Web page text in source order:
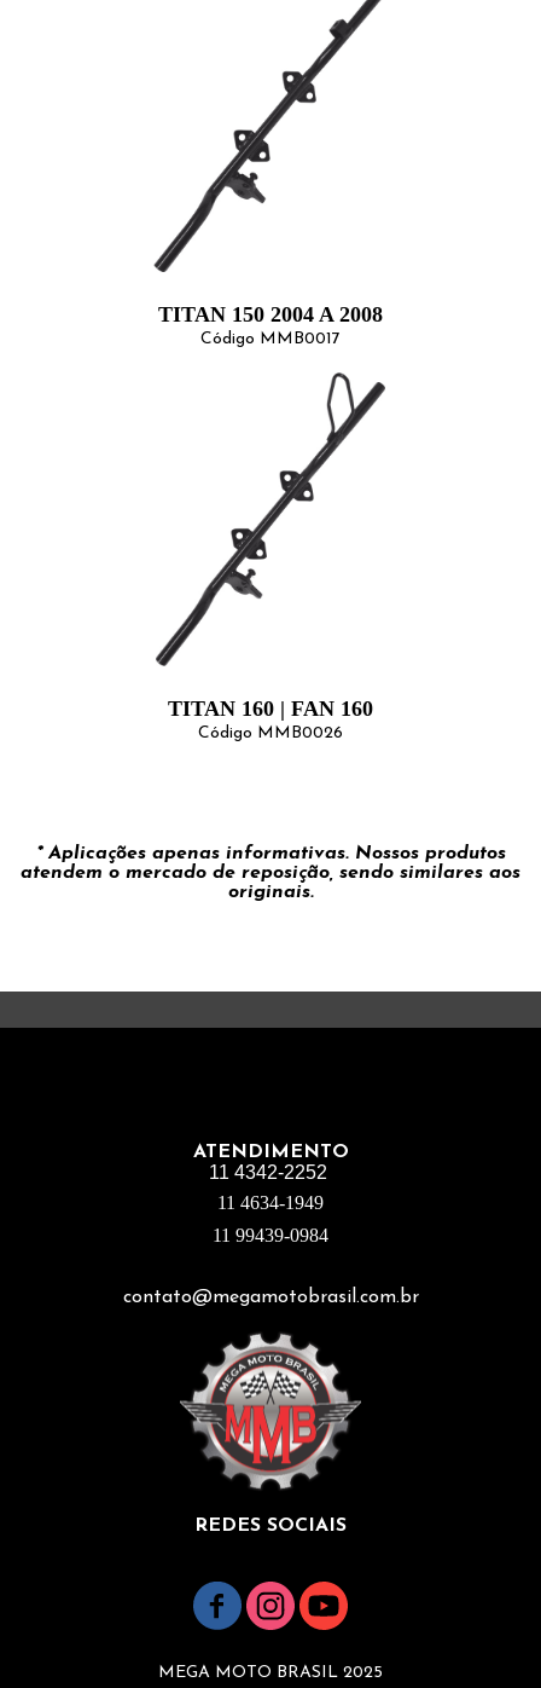
TITAN 150 2004 A 2008
Código MMB0017
TITAN 160 | FAN 160
Código MMB0026
* Aplicações apenas informativas. Nossos produtos
atendem o mercado de reposição, sendo similares aos
originais.
ATENDIMENTO
11 4342-2252
11 4634-1949
11 99439-0984
contato@megamotobrasil.com.br
REDES SOCIAIS
MEGA MOTO BRASIL 2025